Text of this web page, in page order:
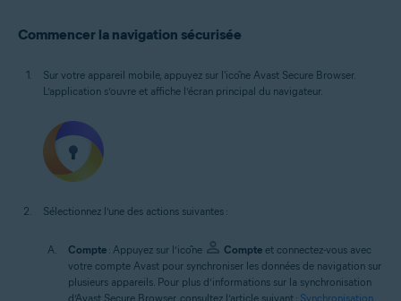
Commencer la navigation sécurisée
Sur votre appareil mobile, appuyez sur l'icône Avast Secure Browser.
L’application s’ouvre et affiche l’écran principal du navigateur.
Sélectionnez l’une des actions suivantes :
Compte : Appuyez sur l’icône Compte et connectez-vous avec
votre compte Avast pour synchroniser les données de navigation sur
plusieurs appareils. Pour plus d’informations sur la synchronisation
d’Avast Secure Browser, consultez l’article suivant : Synchronisation